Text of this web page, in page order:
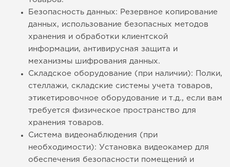
Безопасность данных: Резервное копирование
данных, использование безопасных методов
хранения и обработки клиентской
информации, антивирусная защита и
механизмы шифрования данных.
Складское оборудование (при наличии): Полки,
стеллажи, складские системы учета товаров,
этикетировочное оборудование и т.д., если вам
требуется физическое пространство для
хранения товаров.
Система видеонаблюдения (при
необходимости): Установка видеокамер для
обеспечения безопасности помещений и